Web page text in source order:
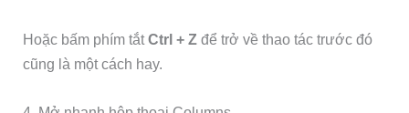
Hoặc bấm phím tắtCtrl + Z để trở về thao tác trước đó
cũng là một cách hay.